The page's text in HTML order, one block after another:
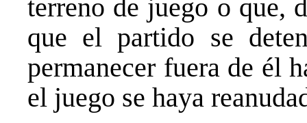
terreno de juego o que,
que el partido se
permanecer fuera de él
el juego se haya